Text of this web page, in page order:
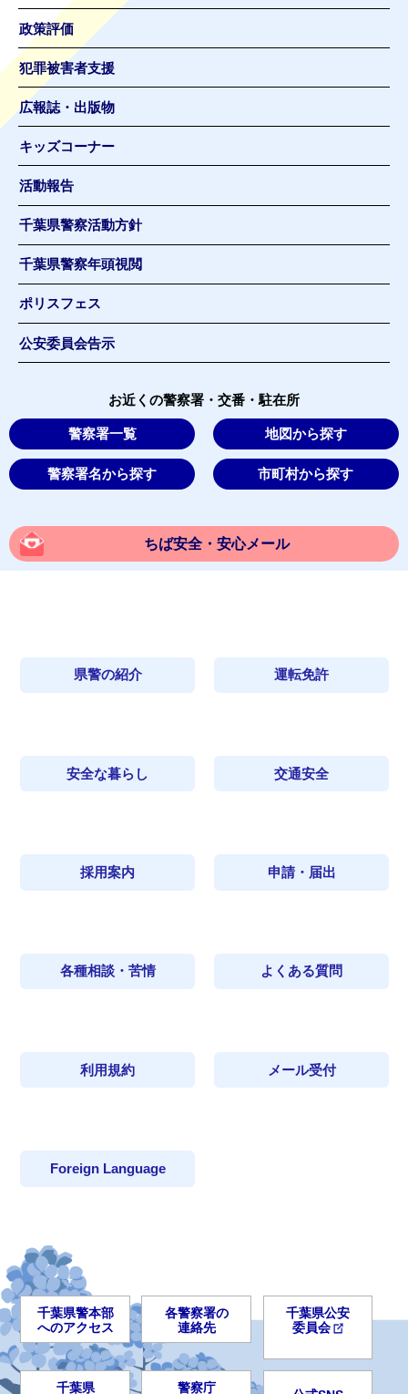
政策評価
犯罪被害者支援
広報誌・出版物
キッズコーナー
活動報告
千葉県警察活動方針
千葉県警察年頭視閲
ポリスフェス
公安委員会告示
お近くの警察署・交番・駐在所
警察署一覧 地図から探す
警察署名から探す 市町村から探す
ちば安全・安心メール
県警の紹介 運転免許
安全な暮らし 交通安全
採用案内 申請・届出
各種相談・苦情 よくある質問
利用規約 メール受付
Foreign Language
千葉県警本部
へのアクセス
各警察署の
連絡先
千葉県公安
委員会
千葉県 警察庁